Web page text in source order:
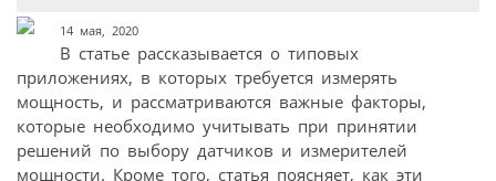
14 мая, 2020
В статье рассказывается о типовых
приложениях, в которых требуется измерять
мощность, и рассматриваются важные факторы,
которые необходимо учитывать при принятии
решений по выбору датчиков и измерителей
мощности. Кроме того, статья поясняет, как эти